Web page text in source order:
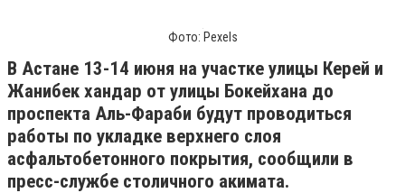
Фото: Pexels
В Астане 13-14 июня на участке улицы Керей и
Жанибек хандар от улицы Бокейхана до
проспекта Аль-Фараби будут проводиться
работы по укладке верхнего слоя
асфальтобетонного покрытия, сообщили в
пресс-службе столичного акимата.